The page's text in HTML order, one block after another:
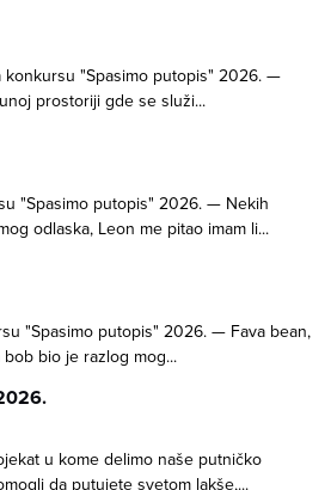
konkursu "Spasimo putopis" 2026. —
prostoriji gde se služi...
"Spasimo putopis" 2026. — Nekih
odlaska, Leon me pitao imam li...
"Spasimo putopis" 2026. — Fava bean,
bio je razlog mog...
u kome delimo naše putničko
da putujete svetom lakše,...